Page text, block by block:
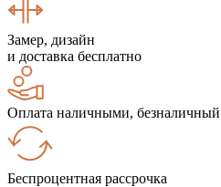
Замер, дизайн
и доставка бесплатно
Оплата наличными, безналичный
Беспроцентная рассрочка